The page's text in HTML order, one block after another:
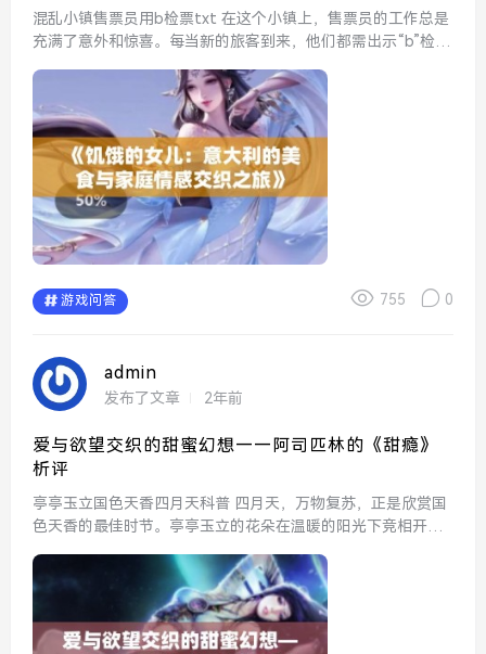
混乱小镇售票员用b检票txt 在这个小镇上，售票员的工作总是
充满了意外和惊喜。每当新的旅客到来，他们都需出示“b”检票
规则，让他们慢慢适应这个独特的系统。然而，...
游戏问答 755 0
admin
发布了文章 2年前
爱与欲望交织的甜蜜幻想——阿司匹林的《甜瘾》
析评
亭亭玉立国色天香四月天科普 四月天，万物复苏，正是欣赏国
色天香的最佳时节。亭亭玉立的花朵在温暖的阳光下竞相开
花、郁金香等争相斗艳，吸引了无数游客。科普知识也时常...